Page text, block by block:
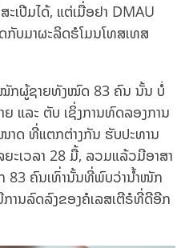
ເປີມໄດ້, ແຕ່ເມື່ອຢາ DMAU
ບມາຜະລິດຮໍໂມນໂທສເທສ
ໝັກຜູ້ຊາຍທັງໝົດ 83 ຄົນ ນັ້ນ ບໍ່
ແລະ ຕັບ ເຊິ່ງການທົດລອງການ
ດ ທີ່ແຕກຕ່າງກັນ ຮັບປະທານ
ະເວລາ 28 ມື້, ລວມແລ້ວມີອາສາ
83 ຄົນເທົ່ານັ້ນທີ່ພົບວ່ານ້ຳໜັກ
ານລົດລົງຂອງຄໍເລສເຕີຣໍທີ່ດີອີກ